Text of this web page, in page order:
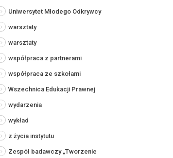
Uniwersytet Młodego Odkrywcy
warsztaty
warsztaty
współpraca z partnerami
współpraca ze szkołami
Wszechnica Edukacji Prawnej
wydarzenia
wykład
z życia instytutu
Zespół badawczy „Tworzenie